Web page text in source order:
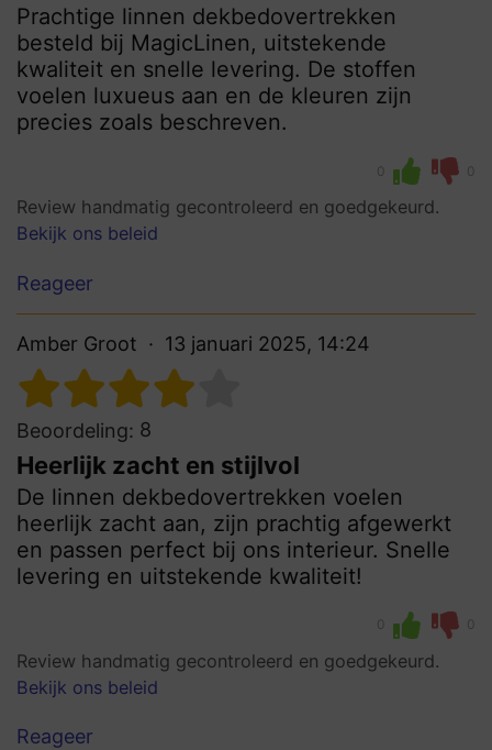
Prachtige linnen dekbedovertrekken
besteld bij MagicLinen, uitstekende
kwaliteit en snelle levering. De stoffen
voelen luxueus aan en de kleuren zijn
precies zoals beschreven.
0 0
Review handmatig gecontroleerd en goedgekeurd.
Bekijk ons beleid
Reageer
Amber Groot 13 januari 2025, 14:24
Beoordeling: 8
Heerlijk zacht en stijlvol
De linnen dekbedovertrekken voelen
heerlijk zacht aan, zijn prachtig afgewerkt
en passen perfect bij ons interieur. Snelle
levering en uitstekende kwaliteit!
0 0
Review handmatig gecontroleerd en goedgekeurd.
Bekijk ons beleid
Reageer